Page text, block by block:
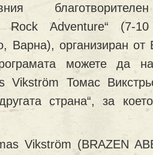
благотворителен
Rock Adventure“ (7-10
Варна), организиран
можете да
Vikström Томас
страна“, за
Vikström (BRAZEN